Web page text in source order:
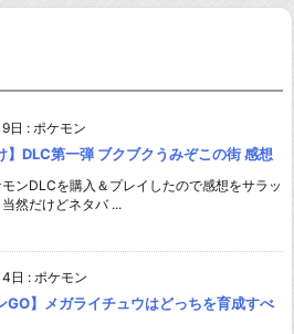
日 : ポケモン
】DLC第一弾 ブクブクうみぞこの街 感想
ンDLCを購入＆プレイしたので感想をサラッ
然だけどネタバ ...
日 : ポケモン
GO】メガライチュウはどっちを育成すべ